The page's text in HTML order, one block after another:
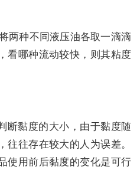
两种不同液压油各取一滴滴
看哪种流动较快，则其粘度
断黏度的大小，由于黏度随
往存在较大的人为误差。
使用前后黏度的变化是可行